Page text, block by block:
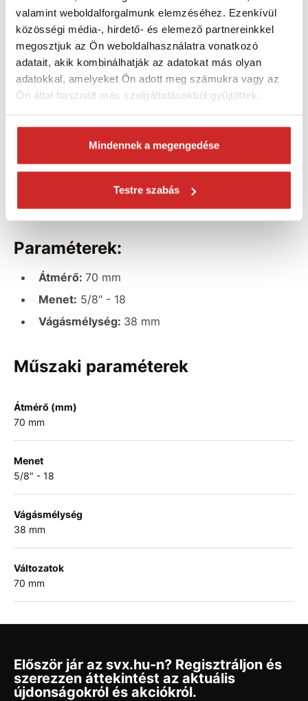
valamint weboldalforgalmunk elemzéséhez. Ezenkívül
közösségi média-, hirdető- és elemező partnereinkkel
megosztjuk az Ön weboldalhasználatra vonatkozó
adatait, akik kombinálhatják az adatokat más olyan
adatokkal, amelyeket Ön adott meg számukra vagy az
Ön által használt más szolgáltatásokból gyűjtöttek.
Mindennek a megengedése
Testre szabás
A bimetál koronaváltozó fogeloszlású.
Kézi és oszlopos fúrókban használható.
Fúráskor használjon hűtőközeget.
Műanyag csomagolásban szállítjuk.
Anyagban való felhasználás:
acél, rozsdamentes acél, műanyag, fa,
Paraméterek:
Átmérő: 70 mm
Menet: 5/8" - 18
Vágásmélység: 38 mm
Műszaki paraméterek
Átmérő (mm)
70 mm
Menet
5/8" - 18
Vágásmélység
38 mm
Változatok
70 mm
Először jár az svx.hu-n? Regisztráljon és
szerezzen áttekintést az aktuális
újdonságokról és akciókról.